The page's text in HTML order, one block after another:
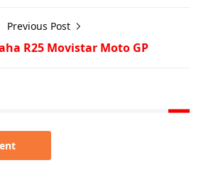
Previous Post
R25 Movistar Moto GP